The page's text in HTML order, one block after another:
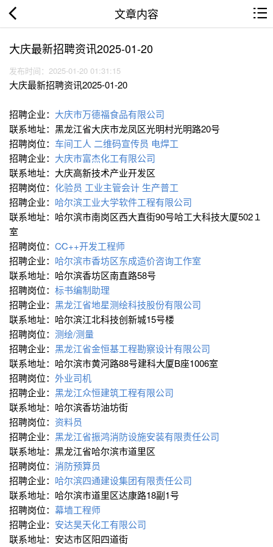
文章内容
大庆最新招聘资讯2025-01-20
发布时间：2025-01-20 01:31:15
大庆最新招聘资讯2025-01-20
招聘企业： 大庆市万德福食品有限公司
联系地址：黑龙江省大庆市龙凤区光明村光明路20号
招聘岗位： 车间工人 二维码宣传员 电焊工
招聘企业： 大庆市富杰化工有限公司
联系地址：大庆高新技术产业开发区
招聘岗位： 化验员 工业主管会计 生产普工
招聘企业： 哈尔滨工业大学软件工程有限公司
联系地址：哈尔滨市南岗区西大直街90号哈工大科技大厦502１
室
招聘岗位： C∕C++开发工程师
招聘企业： 哈尔滨市香坊区东成造价咨询工作室
联系地址：哈尔滨香坊区南直路58号
招聘岗位： 标书编制助理
招聘企业： 黑龙江省地星测绘科技股份有限公司
联系地址：哈尔滨江北科技创新城15号楼
招聘岗位： 测绘/测量
招聘企业： 黑龙江省金恒基工程勘察设计有限公司
联系地址：哈尔滨市黄河路88号建科大厦B座1006室
招聘岗位： 外业司机
招聘企业： 黑龙江众恒建筑工程有限公司
联系地址：哈尔滨香坊油坊街
招聘岗位： 资料员
招聘企业： 黑龙江省振鸿消防设施安装有限责任公司
联系地址：黑龙江省哈尔滨市道里区
招聘岗位： 消防预算员
招聘企业： 哈尔滨四通建设集团有限责任公司
联系地址：哈尔滨市道里区达康路18副1号
招聘岗位： 幕墙工程师
招聘企业： 安达昊天化工有限公司
联系地址：安达市区阳四道街